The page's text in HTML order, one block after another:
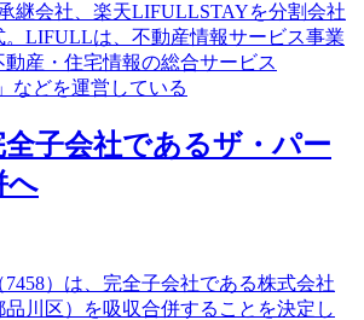
継会社、楽天LIFULLSTAYを分割会社
。LIFULLは、不動産情報サービス事業
産・住宅情報の総合サービス
などを運営している
子会社であるザ・パー
へ
）は、完全子会社である株式会社
川区）を吸収合併することを決定し